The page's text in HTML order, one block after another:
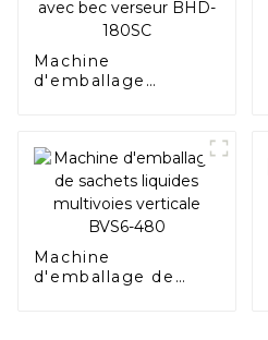
Machine
d'emballage
verseur BHD-180SC
Machine
d'emballage de